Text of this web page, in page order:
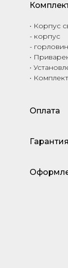
• Корпус
- корпус
-
•
•
•
Оплата
Гарантия